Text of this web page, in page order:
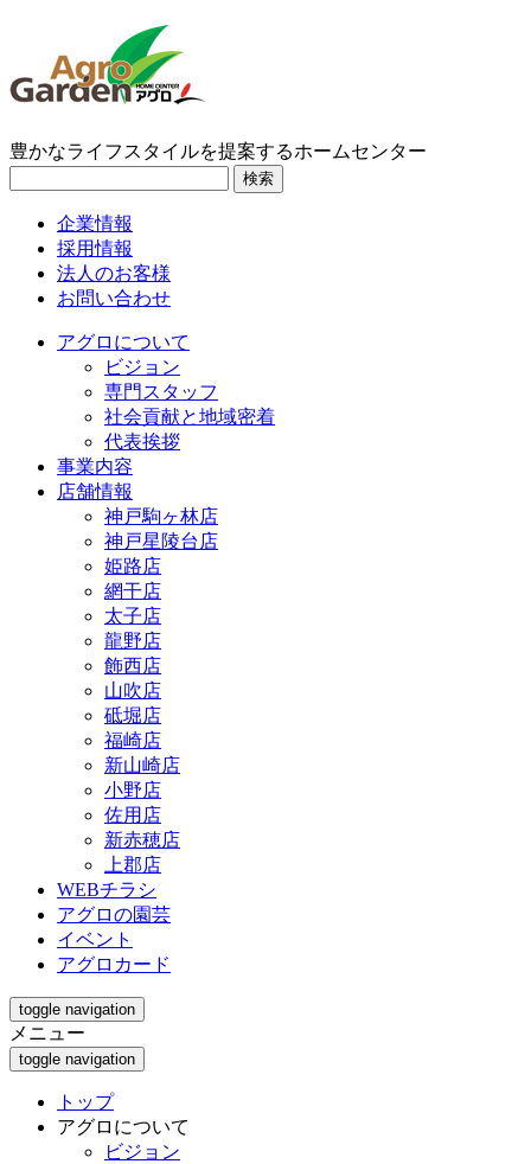
豊かなライフスタイルを提案するホームセンター
検索
企業情報
採用情報
法人のお客様
お問い合わせ
アグロについて
ビジョン
専門スタッフ
社会貢献と地域密着
代表挨拶
事業内容
店舗情報
神戸駒ヶ林店
神戸星陵台店
姫路店
網干店
太子店
龍野店
飾西店
山吹店
砥堀店
福崎店
新山崎店
小野店
佐用店
新赤穂店
上郡店
WEBチラシ
アグロの園芸
イベント
アグロカード
toggle navigation
メニュー
toggle navigation
トップ
アグロについて
ビジョン